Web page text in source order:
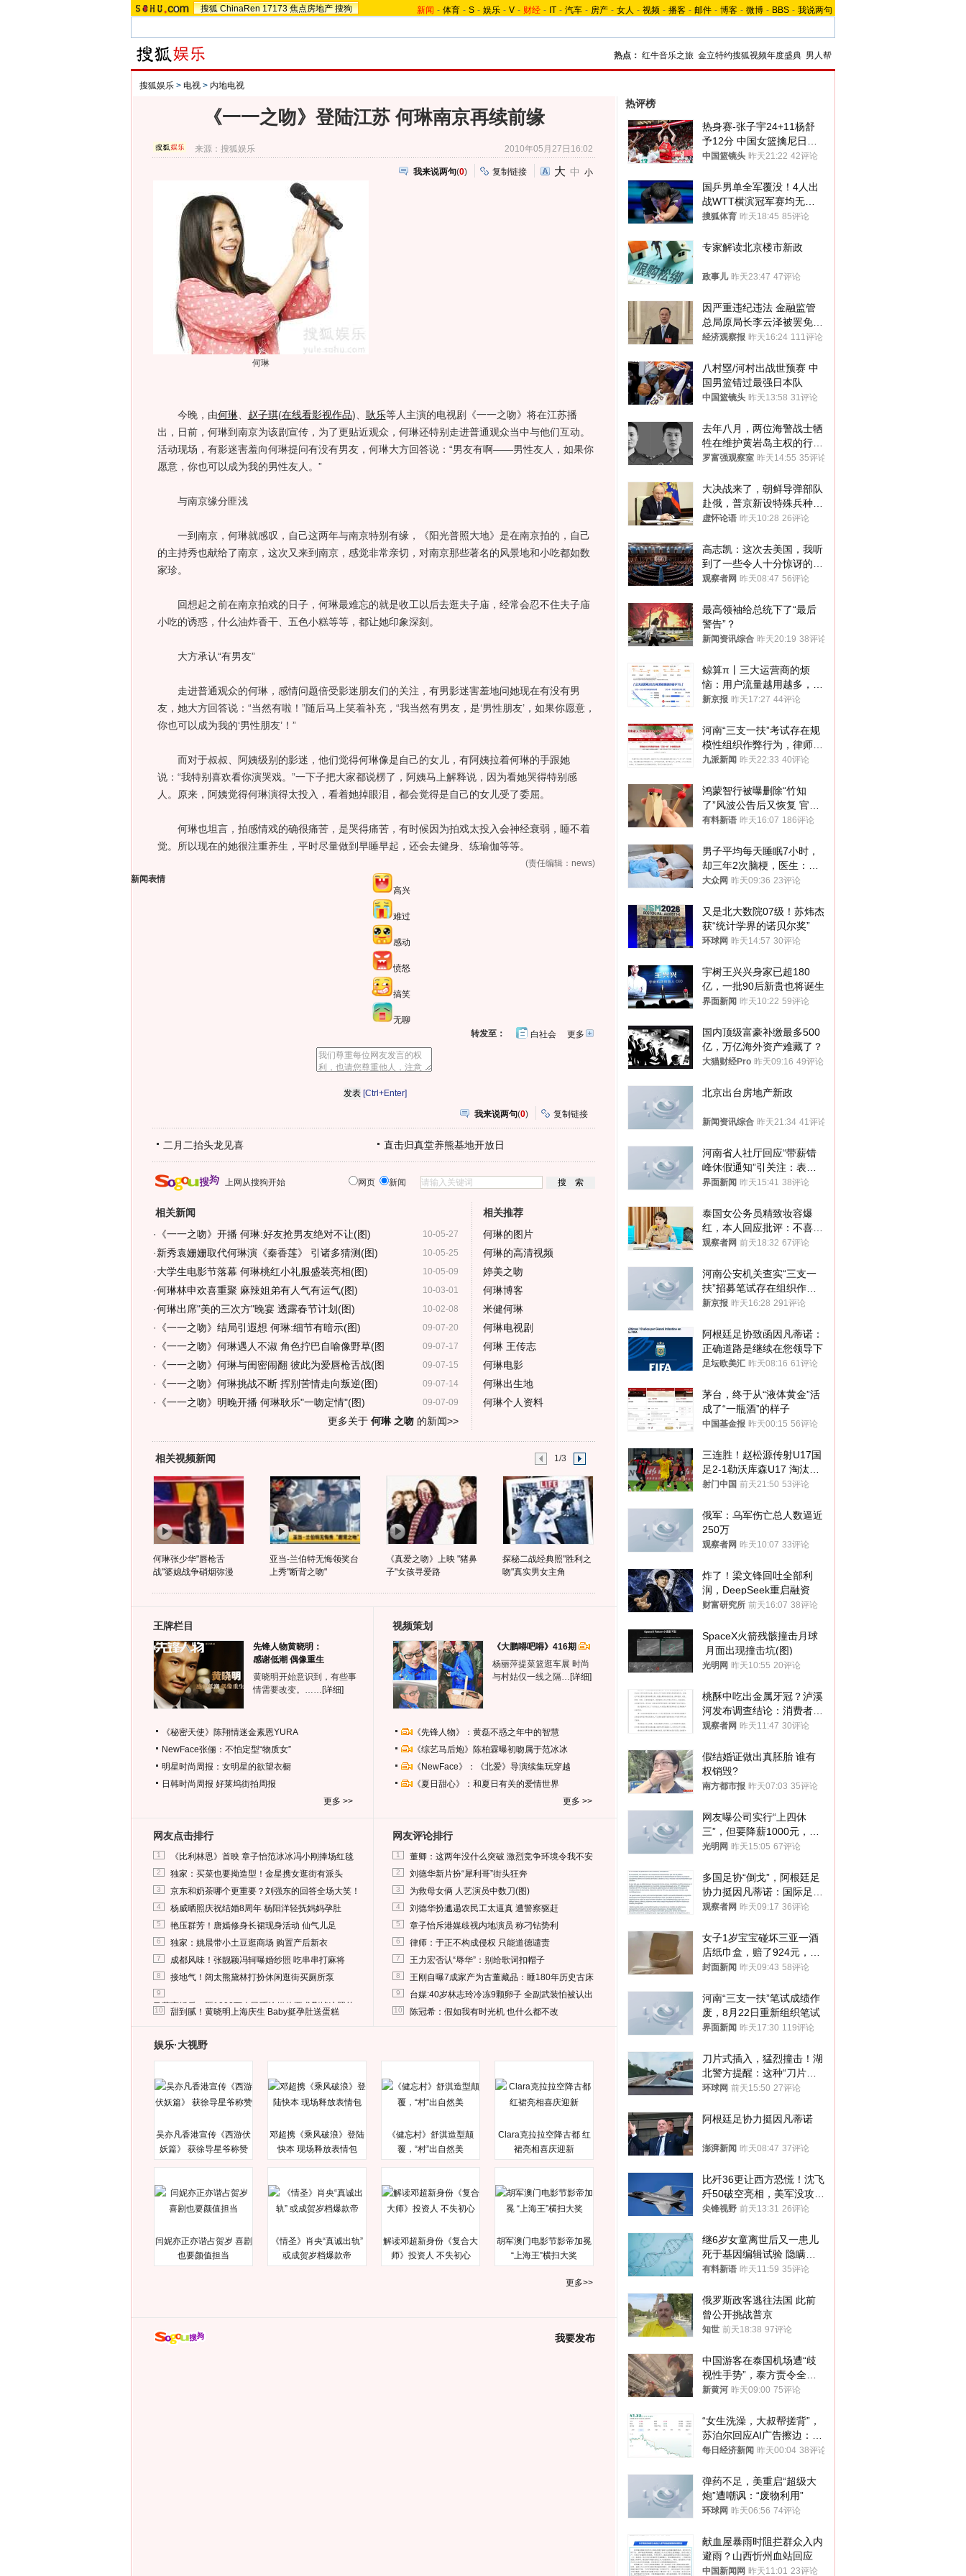
搜狐 ChinaRen 17173 焦点房地产 搜狗 新闻 - 体育 - S - 娱乐 - V - 财经 - IT - 汽车 - 房产 - 女人 - 视频 - 播客 - 邮件 - 博客 - 微博 - BBS - 我说两句
热点： 红牛音乐之旅 金立特约搜狐视频年度盛典 男人帮
搜狐娱乐 > 电视 > 内地电视
《一一之吻》登陆江苏 何琳南京再续前缘
来源：搜狐娱乐 2010年05月27日16:02
我来说两句(0) 复制链接 大 中 小
何琳
今晚，由何琳、 赵子琪(在线看影视作品) 耿乐等人主演的电视剧《一一之吻》将在江苏播
出，日前，何琳到南京为该剧宣传，为了更贴近观众，何琳还特别走进普通观众当中与他们互动。
活动现场，有影迷害羞向何琳提问有没有男友，何琳大方回答说：“男友有啊——男性友人，如果你
愿意，你也可以成为我的男性友人。”
与南京缘分匪浅
一到南京，何琳就感叹，自己这两年与南京特别有缘，《阳光普照大地》是在南京拍的，自己
的主持秀也献给了南京，这次又来到南京，感觉非常亲切，对南京那些著名的风景地和小吃都如数
家珍。
回想起之前在南京拍戏的日子，何琳最难忘的就是收工以后去逛夫子庙，经常会忍不住夫子庙
小吃的诱惑，什么油炸香干、五色小糕等等，都让她印象深刻。
大方承认“有男友”
走进普通观众的何琳，感情问题倍受影迷朋友们的关注，有男影迷害羞地问她现在有没有男
友，她大方回答说：“当然有啦！”随后马上笑着补充，“我当然有男友，是‘男性朋友’，如果你愿意，
你也可以成为我的‘男性朋友’！”
而对于叔叔、阿姨级别的影迷，他们觉得何琳像是自己的女儿，有阿姨拉着何琳的手跟她
说：“我特别喜欢看你演哭戏。”一下子把大家都说楞了，阿姨马上解释说，因为看她哭得特别感
人。原来，阿姨觉得何琳演得太投入，看着她掉眼泪，都会觉得是自己的女儿受了委屈。
何琳也坦言，拍感情戏的确很痛苦，是哭得痛苦，有时候因为拍戏太投入会神经衰弱，睡不着
觉。所以现在的她很注重养生，平时尽量做到早睡早起，还会去健身、练瑜伽等等。
(责任编辑：news)
新闻表情
高兴
难过
感动
愤怒
搞笑
无聊
更多开
转发至： 白社会
[Ctrl+Enter]
我来说两句(0) 复制链接
二月二抬头龙见喜 直击归真堂养熊基地开放日
上网从搜狗开始 网页 新闻
相关新闻
10-05-27
· 《一一之吻》开播 何琳:好友抢男友绝对不让(图)
10-05-25
·新秀袁姗姗取代何琳演《秦香莲》 引诸多猜测(图)
10-05-09
·大学生电影节落幕 何琳桃红小礼服盛装亮相(图)
10-03-01
·何琳林申欢喜重聚 麻辣姐弟有人气有运气(图)
10-02-08
·何琳出席"美的三次方"晚宴 透露春节计划(图)
09-07-20
· 《一一之吻》结局引遐想 何琳:细节有暗示(图)
09-07-17
· 《一一之吻》何琳遇人不淑 角色拧巴自喻像野草(图
09-07-15
· 《一一之吻》何琳与闺密闹翻 彼此为爱唇枪舌战(图
09-07-14
· 《一一之吻》何琳挑战不断 挥别苦情走向叛逆(图)
09-07-09
· 《一一之吻》明晚开播 何琳耿乐"一吻定情"(图)
更多关于 何琳 之吻的新闻>>
相关推荐
何琳的图片
何琳的高清视频
婷美之吻
何琳博客
米健何琳
何琳电视剧
何琳 王传志
何琳电影
何琳出生地
何琳个人资料
相关视频新闻 1/3
何琳张少华"唇枪舌
战"婆媳战争硝烟弥漫
亚当-兰伯特无悔领奖台
上秀"断背之吻"
《真爱之吻》上映 "猪鼻
子"女孩寻爱路
探秘二战经典照"胜利之
吻"真实男女主角
王牌栏目
先锋人物黄晓明：
感谢低潮 偶像重生
黄晓明开始意识到，有些事
情需要改变。…… [详细]
《秘密天使》陈翔情迷金素恩YURA
NewFace张俪：不怕定型“物质女”
明星时尚周报：女明星的欲望衣橱
日韩时尚周报 好莱坞街拍周报
更多 >>
视频策划
《大鹏嘚吧嘚》416期
杨丽萍提菜篮逛车展 时尚
与村姑仅一线之隔… [详细]
《先锋人物》：黄磊不惑之年中的智慧
《综艺马后炮》陈柏霖曝初吻属于范冰冰
《NewFace》：《北爱》导演续集玩穿越
《夏日甜心》：和夏日有关的爱情世界
更多 >>
网友点击排行
1 《比利林恩》首映 章子怡范冰冰冯小刚捧场红毯
2 独家：买菜也要拗造型！金星携女逛街有派头
3 京东和奶茶哪个更重要？刘强东的回答全场大笑！
4 杨威晒照庆祝结婚8周年 杨阳洋轻抚妈妈孕肚
5 艳压群芳！唐嫣修身长裙现身活动 仙气儿足
6 独家：姚晨带小土豆逛商场 购置产后新衣
7 成都风味！张靓颖冯轲曝婚纱照 吃串串打麻将
8 接地气！阔太熊黛林打扮休闲逛街买厕所泵
9
马蓉离婚后，砸1000万人民币给媒体要求删掉这照片
10 甜到腻！黄晓明上海庆生 Baby挺孕肚送蛋糕
网友评论排行
1 董卿：这两年没什么突破 激烈竞争环境令我不安
2 刘德华新片扮“犀利哥”街头狂奔
3 为救母女俩 人艺演员中数刀(图)
4 刘德华扮邋遢农民工太逼真 遭警察驱赶
5 章子怡斥港媒歧视内地演员 称刁钻势利
6 律师：于正不构成侵权 只能道德谴责
7 王力宏否认“辱华”：别给歌词扣帽子
8 王刚自曝7成家产为古董藏品：睡180年历史古床
9 台媒:40岁林志玲冷冻9颗卵子 全副武装怕被认出
10 陈冠希：假如我有时光机 也什么都不改
娱乐·大视野
吴亦凡香港宣传《西游伏
妖篇》 获徐导星爷称赞
邓超携《乘风破浪》登陆
快本 现场释放表情包
《健忘村》舒淇造型颠
覆，“村”出自然美
Clara克拉拉空降古都 红
裙亮相喜庆迎新
闫妮亦正亦谐占贺岁 喜剧
也要颜值担当
《情圣》肖央“真诚出轨”
或成贺岁档爆款帝
解读邓超新身份《复合大
师》投资人 不失初心
胡军澳门电影节影帝加冕
“上海王”横扫大奖
更多>>
我要发布
热评榜
热身赛-张子宇24+11杨舒
予12分 中国女篮擒尼日利
亚
中国篮镜头 昨天21:22 42评论
国乒男单全军覆没！4人出
战WTT横滨冠军赛均无缘
八强
搜狐体育 昨天18:45 85评论
专家解读北京楼市新政
政事儿 昨天23:47 47评论
因严重违纪违法 金融监管
总局原局长李云泽被罢免全
国人大代表
经济观察报 昨天16:24 111评论
八村塁/河村出战世预赛 中
国男篮错过最强日本队
中国篮镜头 昨天13:58 31评论
去年八月，两位海警战士牺
牲在维护黄岩岛主权的行动
中
罗富强观察室 昨天14:55 35评论
大决战来了，朝鲜导弹部队
赴俄，普京新设特殊兵种，
76岁老将扛旗
虚怀论语 昨天10:28 26评论
高志凯：这次去美国，我听
到了一些令人十分惊讶的消
息
观察者网 昨天08:47 56评论
最高领袖给总统下了“最后
警告”？
新闻资讯综合 昨天20:19 38评论
鲸算π丨三大运营商的烦
恼：用户流量越用越多，收
入却越来越少
新京报 昨天17:27 44评论
河南“三支一扶”考试存在规
模性组织作弊行为，律师：
涉嫌非法获取国家秘密罪等
九派新闻 昨天22:33 40评论
鸿蒙智行被曝删除“竹知
了”风波公告后又恢复 官媒
曾力挺：劝华为要大度的，
有料新语 昨天16:07 186评论
男子平均每天睡眠7小时，
却三年2次脑梗，医生：这
样睡觉更伤身
大众网 昨天09:36 23评论
又是北大数院07级！苏炜杰
获“统计学界的诺贝尔奖”
环球网 昨天14:57 30评论
宇树王兴兴身家已超180
亿，一批90后新贵也将诞生
界面新闻 昨天10:22 59评论
国内顶级富豪补缴最多500
亿，万亿海外资产难藏了？
大猫财经Pro 昨天09:16 49评论
北京出台房地产新政
新闻资讯综合 昨天21:34 41评论
河南省人社厅回应“带薪错
峰休假通知”引关注：表述
不够准确，待修改后印发
界面新闻 昨天15:41 38评论
泰国女公务员精致妆容爆
红，本人回应批评：不喜欢
就别看
观察者网 前天18:32 67评论
河南公安机关查实“三支一
扶”招募笔试存在组织作弊
犯罪行为
新京报 昨天16:28 291评论
阿根廷足协致函因凡蒂诺：
正确道路是继续在您领导下
足坛欧美汇 昨天08:16 61评论
茅台，终于从“液体黄金”活
成了“一瓶酒”的样子
中国基金报 昨天00:15 56评论
三连胜！赵松源传射U17国
足2-1勒沃库森U17 淘汰赛
将战河床
射门中国 前天21:50 53评论
俄军：乌军伤亡总人数逼近
250万
观察者网 昨天10:07 33评论
炸了！梁文锋回吐全部利
润，DeepSeek重启融资
财富研究所 前天16:07 38评论
SpaceX火箭残骸撞击月球
月面出现撞击坑(图)
光明网 昨天10:55 20评论
桃酥中吃出金属牙冠？泸溪
河发布调查结论：消费者已
澄清，所发视频情况不属实
观察者网 昨天11:47 30评论
假结婚证做出真胚胎 谁有
权销毁?
南方都市报 昨天07:03 35评论
网友曝公司实行“上四休
三”，但要降薪1000元，不
接受只能辞职
光明网 昨天15:05 67评论
多国足协“倒戈”，阿根廷足
协力挺因凡蒂诺：国际足联
今后应继续在其领导下前行
观察者网 昨天09:17 36评论
女子1岁宝宝碰坏三亚一酒
店纸巾盒，赔了924元，发
帖吐槽后酒店退还一半的
封面新闻 昨天09:43 58评论
河南“三支一扶”笔试成绩作
废，8月22日重新组织笔试
界面新闻 昨天17:30 119评论
刀片式插入，猛烈撞击！湖
北警方提醒：这种“刀片超
车”，太危险了
环球网 前天15:50 27评论
阿根廷足协力挺因凡蒂诺
澎湃新闻 昨天08:47 37评论
比歼36更让西方恐慌！沈飞
歼50破空亮相，美军没攻克
的技术被拿下
尖锋视野 前天13:31 26评论
继6岁女童离世后又一患儿
死于基因编辑试验 隐瞒一
年才对外披露
有料新语 昨天11:59 35评论
俄罗斯政客逃往法国 此前
曾公开挑战普京
知世 前天18:38 97评论
中国游客在泰国机场遭“歧
视性手势”，泰方责令全面
调查，对责任人采取最严厉
新黄河 昨天09:00 75评论
“女生洗澡，大叔帮搓背”，
苏泊尔回应AI广告擦边：视
频全下架，已强化内容管理
每日经济新闻 昨天00:04 38评论
弹药不足，美重启“超级大
炮”遭嘲讽：“废物利用”
环球网 昨天06:56 74评论
献血屋暴雨时阻拦群众入内
避雨？山西忻州血站回应
中国新闻网 昨天11:01 23评论